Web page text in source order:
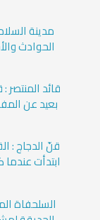
مدينة
الحوادث
قائد
بعيد عن
قنّ الدجاج :
ابتدأت
السلحفاة